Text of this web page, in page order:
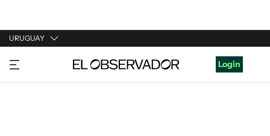
URUGUAY
URUGUAY
ARGENTINA
Login